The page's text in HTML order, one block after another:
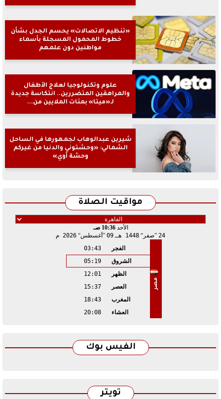
«تنظيم الاتصالات» يحسم الجدل بشأن
خطوط المحمول المسجلة بأسماء
مواطنين دون علمهم
علوم وتكنولوجيا لعلاج الأطفال
والمراهقين المتضررين.. انتكاسة جديدة
لـ«ميتا» بمئات الملايين من...
شيرين عبدالوهاب لجمهورها في الساحل
الشمالي: «وحشتوني والدنيا من غيركم
وحشة أوي»
مواقيت الصلاة
الأحد10:36 صـ
24
صفر 1448 هـ 09 أغسطس 2026 م
مصر
الفجر
03:43
الشروق
05:19
الظهر
12:01
العصر
15:37
المغرب
18:43
العشاء
20:08
الفيس بوك
تويتر